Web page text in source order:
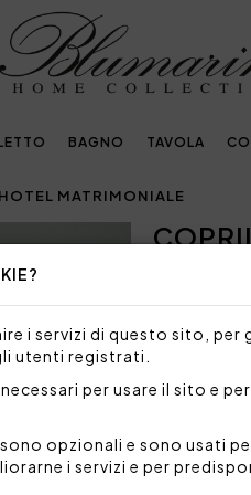
i servizi di questo sito, per
utenti registrati.
per usare il sito e
opzionali e sono usati
i servizi e per
BAGNO TAVOLA
MATRIMONIALE
Next
Copriletto
contrasto
Misure:
Tessuto
Made in